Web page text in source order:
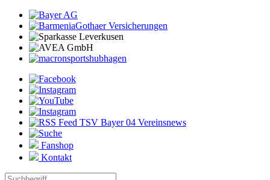
Fanshop
Kontakt